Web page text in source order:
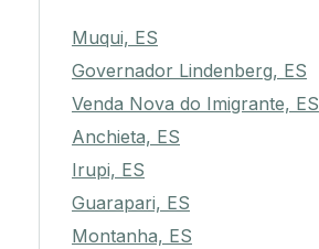
Muqui, ES
Governador Lindenberg, ES
Venda Nova do Imigrante, ES
Anchieta, ES
Irupi, ES
Guarapari, ES
Montanha, ES